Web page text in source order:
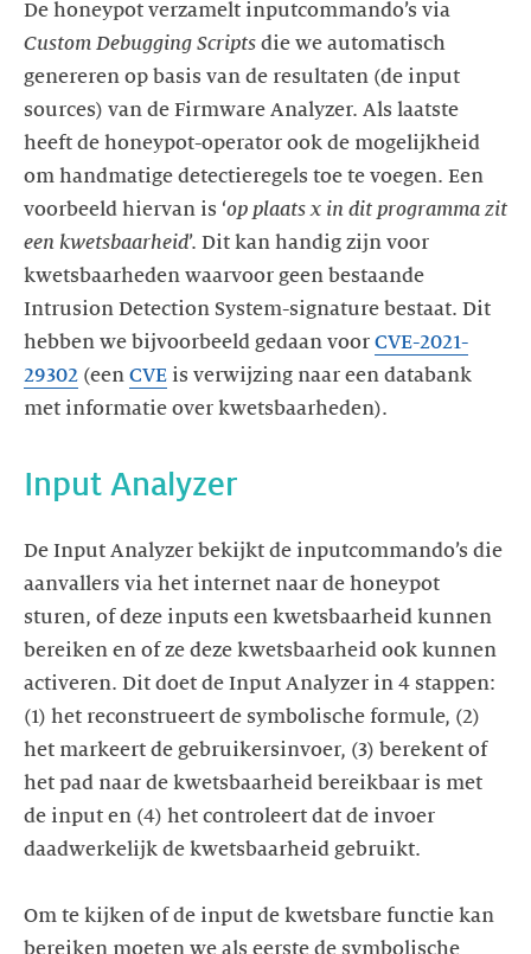
De honeypot verzamelt inputcommando’s via
Custom Debugging Scripts die we automatisch
genereren op basis van de resultaten (de input
sources) van de Firmware Analyzer. Als laatste
heeft de honeypot-operator ook de mogelijkheid
om handmatige detectieregels toe te voegen. Een
voorbeeld hiervan is ‘op plaats x in dit programma zit
een kwetsbaarheid’. Dit kan handig zijn voor
kwetsbaarheden waarvoor geen bestaande
Intrusion Detection System-signature bestaat. Dit
hebben we bijvoorbeeld gedaan voor CVE-2021-
29302 (een CVE is verwijzing naar een databank
De Input Analyzer bekijkt de inputcommando’s die
aanvallers via het internet naar de honeypot
sturen, of deze inputs een kwetsbaarheid kunnen
bereiken en of ze deze kwetsbaarheid ook kunnen
activeren. Dit doet de Input Analyzer in 4 stappen:
(1) het reconstrueert de symbolische formule, (2)
het markeert de gebruikersinvoer, (3) berekent of
het pad naar de kwetsbaarheid bereikbaar is met
de input en (4) het controleert dat de invoer
daadwerkelijk de kwetsbaarheid gebruikt.
Om te kijken of de input de kwetsbare functie kan
bereiken moeten we als eerste de symbolische